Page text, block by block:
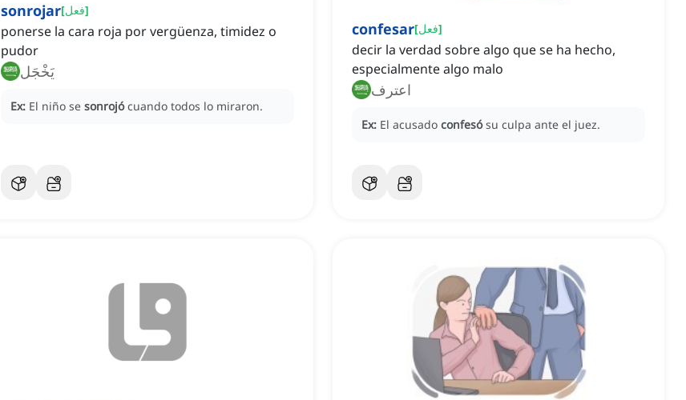
sonrojar[فعل]
ponerse la cara roja por vergüenza, timidez o
pudor
يَخْجَل
Ex: El niño se sonrojó cuando todos lo miraron.
confesar[فعل]
decir la verdad sobre algo que se ha hecho,
especialmente algo malo
اعترف
Ex: El acusado confesó su culpa ante el juez.